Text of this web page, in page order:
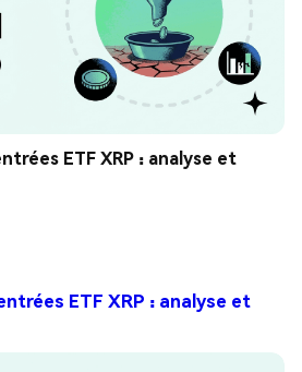
ETF XRP : analyse et
ETF XRP : analyse et